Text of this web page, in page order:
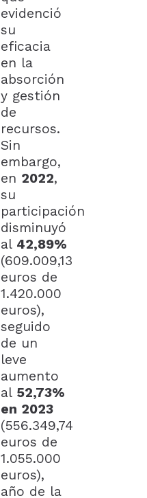
evidenció
su
eficacia
en la
absorción
y gestión
de
recursos.
Sin
embargo,
en 2022,
su
participación
disminuyó
al 42,89%
(609.009,13
euros de
1.420.000
euros),
seguido
de un
leve
aumento
al 52,73%
en 2023
(556.349,74
euros de
1.055.000
euros),
año de la